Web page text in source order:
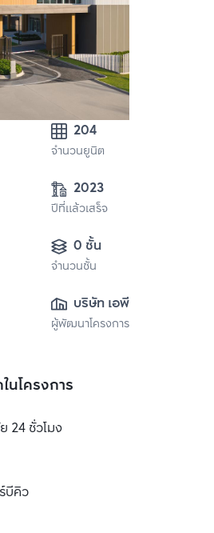
204
จำนวนยูนิต
2023
ปีที่แล้วเสร็จ
0 ชั้น
จำนวนชั้น
บริษัท เอพี (ไทย
แลนด์)
ผู้พัฒนาโครงการ
นโครงการ
24 ชั่วโมง
บีคิว